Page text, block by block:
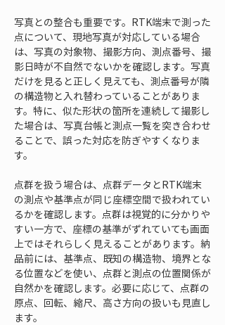
写真との整合も重要です。RTK端末で測った
点について、現地写真が対応している場合
は、写真の対象物、撮影方向、測点番号、撮
影日時が不自然でないかを確認します。写真
だけを見ると正しく見えても、測点番号が隣
の構造物と入れ替わっていることがありま
す。特に、似た形状の箇所を連続して撮影し
た場合は、写真台帳と測点一覧を突き合わせ
ることで、誤った対応を防ぎやすくなりま
す。
点群を扱う場合は、点群データとRTK端末
の測点や基準点が同じ座標空間で扱われてい
るかを確認します。点群は視覚的に分かりや
すい一方で、座標の基準がずれていても画面
上ではそれらしく見えることがあります。納
品前には、基準点、既知の構造物、境界とな
る位置などを使い、点群と測点の位置関係が
自然かを確認します。必要に応じて、点群の
原点、回転、縮尺、高さ方向の扱いも見直し
ます。